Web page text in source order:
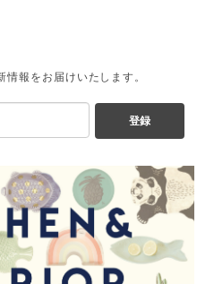
報をお届けいたします。
登録